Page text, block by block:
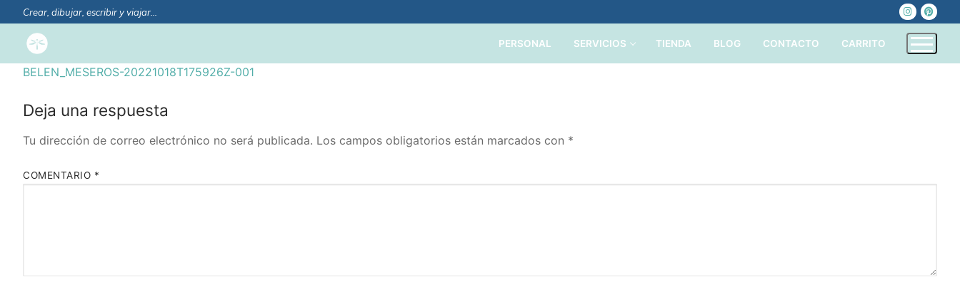
Crear, dibujar, escribir y viajar…
PERSONAL SERVICIOS TIENDA BLOG CONTACTO CARRITO
BELEN_MESEROS-20221018T175926Z-001
Deja una respuesta
Tu dirección de correo electrónico no será publicada. Los campos obligatorios están marcados con *
COMENTARIO *